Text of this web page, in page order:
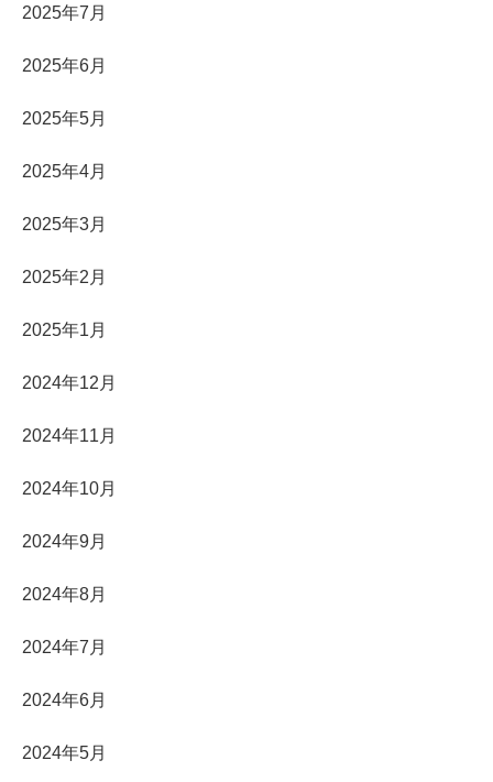
2025年7月
2025年6月
2025年5月
2025年4月
2025年3月
2025年2月
2025年1月
2024年12月
2024年11月
2024年10月
2024年9月
2024年8月
2024年7月
2024年6月
2024年5月